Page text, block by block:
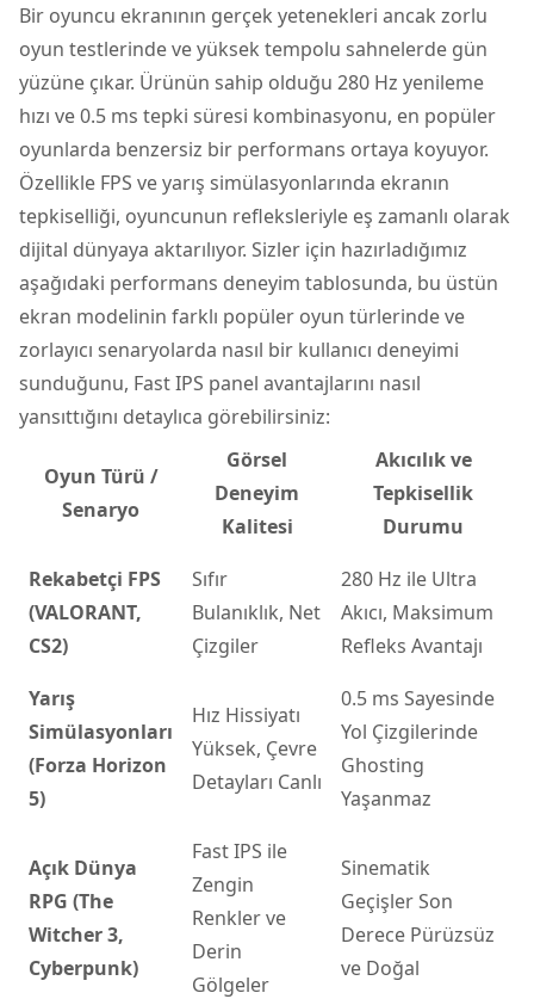
Bir oyuncu ekranının gerçek yetenekleri ancak zorlu
oyun testlerinde ve yüksek tempolu sahnelerde gün
yüzüne çıkar. Ürünün sahip olduğu 280 Hz yenileme
hızı ve 0.5 ms tepki süresi kombinasyonu, en popüler
oyunlarda benzersiz bir performans ortaya koyuyor.
Özellikle FPS ve yarış simülasyonlarında ekranın
tepkiselliği, oyuncunun refleksleriyle eş zamanlı olarak
dijital dünyaya aktarılıyor. Sizler için hazırladığımız
aşağıdaki performans deneyim tablosunda, bu üstün
ekran modelinin farklı popüler oyun türlerinde ve
zorlayıcı senaryolarda nasıl bir kullanıcı deneyimi
sunduğunu, Fast IPS panel avantajlarını nasıl
yansıttığını detaylıca görebilirsiniz:
Oyun Türü /
Senaryo
Görsel
Deneyim
Kalitesi
Akıcılık ve
Tepkisellik
Durumu
Rekabetçi FPS
(VALORANT,
CS2)
Sıfır
Bulanıklık, Net
Çizgiler
280 Hz ile Ultra
Akıcı, Maksimum
Refleks Avantajı
Yarış
Simülasyonları
(Forza Horizon
5)
Hız Hissiyatı
Yüksek, Çevre
Detayları Canlı
0.5 ms Sayesinde
Yol Çizgilerinde
Ghosting
Yaşanmaz
Açık Dünya
RPG (The
Witcher 3,
Cyberpunk)
Fast IPS ile
Zengin
Renkler ve
Derin
Gölgeler
Sinematik
Geçişler Son
Derece Pürüzsüz
ve Doğal